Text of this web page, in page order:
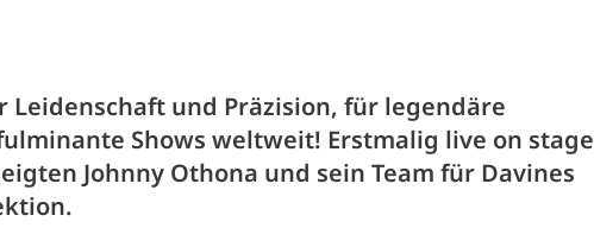
Leidenschaft und Präzision, für legendäre
Shows weltweit! Erstmalig live on stage
Johnny Othona und sein Team für Davines